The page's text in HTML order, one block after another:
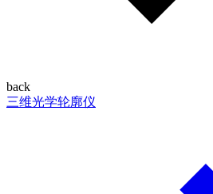
back
三维光学轮廓仪